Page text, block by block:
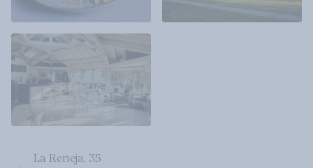
La Reneja, 35